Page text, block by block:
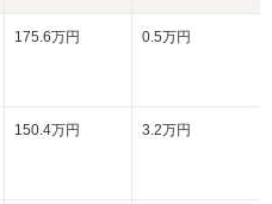
175.6万円 0.5万円
150.4万円 3.2万円